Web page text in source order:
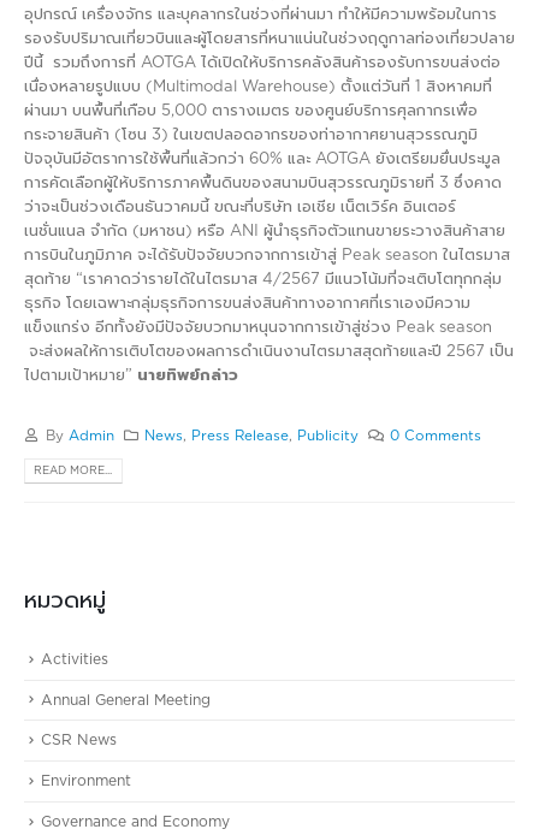
อุปกรณ์ เครื่องจักร และบุคลากรในช่วงที่ผ่านมา ทำให้มีความพร้อมในการ
รองรับปริมาณเที่ยวบินและผู้โดยสารที่หนาแน่นในช่วงฤดูกาลท่องเที่ยวปลาย
ปีนี้ รวมถึงการที่ AOTGA ได้เปิดให้บริการคลังสินค้ารองรับการขนส่งต่อ
เนื่องหลายรูปแบบ (Multimodal Warehouse) ตั้งแต่วันที่ 1 สิงหาคมที่
ผ่านมา บนพื้นที่เกือบ 5,000 ตารางเมตร ของศูนย์บริการศุลกากรเพื่อ
กระจายสินค้า (โซน 3) ในเขตปลอดอากรของท่าอากาศยานสุวรรณภูมิ
ปัจจุบันมีอัตราการใช้พื้นที่แล้วกว่า 60% และ AOTGA ยังเตรียมยื่นประมูล
การคัดเลือกผู้ให้บริการภาคพื้นดินของสนามบินสุวรรณภูมิรายที่ 3 ซึ่งคาด
ว่าจะเป็นช่วงเดือนธันวาคมนี้ ขณะที่บริษัท เอเชีย เน็ตเวิร์ค อินเตอร์
เนชั่นแนล จำกัด (มหาชน) หรือ ANI ผู้นำธุรกิจตัวแทนขายระวางสินค้าสาย
การบินในภูมิภาค จะได้รับปัจจัยบวกจากการเข้าสู่ Peak season ในไตรมาส
สุดท้าย “เราคาดว่ารายได้ในไตรมาส 4/2567 มีแนวโน้มที่จะเติบโตทุกกลุ่ม
ธุรกิจ โดยเฉพาะกลุ่มธุรกิจการขนส่งสินค้าทางอากาศที่เราเองมีความ
แข็งแกร่ง อีกทั้งยังมีปัจจัยบวกมาหนุนจากการเข้าสู่ช่วง Peak season
จะส่งผลให้การเติบโตของผลการดำเนินงานไตรมาสสุดท้ายและปี 2567 เป็น
ไปตามเป้าหมาย” นายทิพย์กล่าว
By Admin News, Press Release, Publicity 0 Comments
READ MORE...
หมวดหมู่
Activities
Annual General Meeting
CSR News
Environment
Governance and Economy